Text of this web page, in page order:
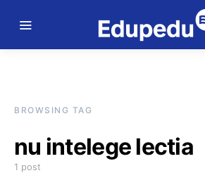
BROWSING TAG
nu intelege lectia
1 post